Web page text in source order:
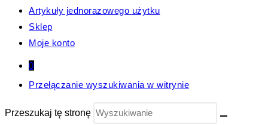
Artykuły jednorazowego użytku
Sklep
Moje konto
0
Przełączanie wyszukiwania w witrynie
Przeszukaj tę stronę